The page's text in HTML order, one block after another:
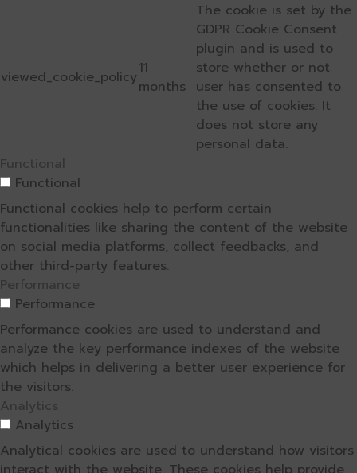
viewed_cookie_policy11
months
The cookie is set by the
GDPR Cookie Consent
plugin and is used to
store whether or not
user has consented to
the use of cookies. It
does not store any
personal data.
Functional
Functional
Functional cookies help to perform certain
functionalities like sharing the content of the website
on social media platforms, collect feedbacks, and
other third-party features.
Performance
Performance
Performance cookies are used to understand and
analyze the key performance indexes of the website
which helps in delivering a better user experience for
the visitors.
Analytics
Analytics
Analytical cookies are used to understand how visitors